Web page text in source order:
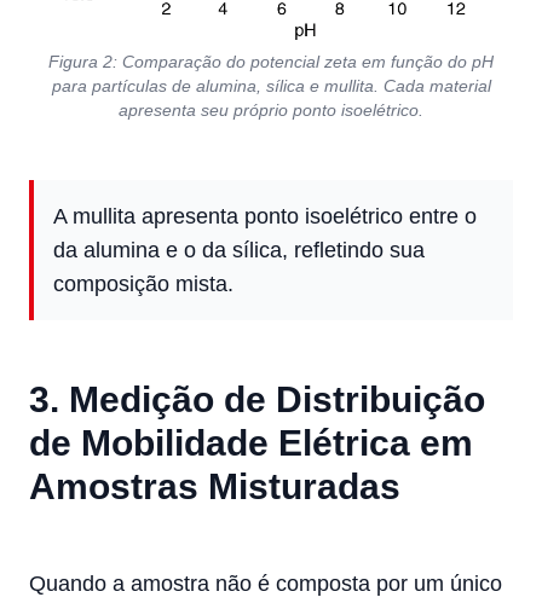
Figura 2: Comparação do potencial zeta em função do pH
para partículas de alumina, sílica e mullita. Cada material
apresenta seu próprio ponto isoelétrico.
A mullita apresenta ponto isoelétrico entre o
da alumina e o da sílica, refletindo sua
composição mista.
3. Medição de Distribuição
de Mobilidade Elétrica em
Amostras Misturadas
Quando a amostra não é composta por um único